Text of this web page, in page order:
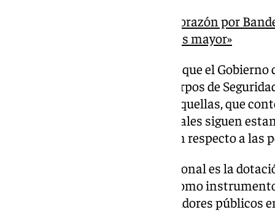
Sara Medina, de ‘Nuestro Corazón por
narcotraficantes cada vez es mayor»
El PP-A reclama en la iniciativa que el
y acuerdo con las Fuerzas y Cuerpos de
policial y legislativo a favor de aquellas, que
laborales y salariales, sin las cuales siguen
situación de discriminación con respecto a las
Otra demanda al Ejecutivo nacional es la
materiales y tecnológicos, así como
seguridad jurídica de estos servidores públicos